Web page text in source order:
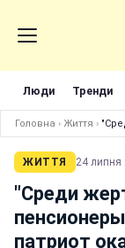
Люди Тренди
Головна › Життя ›
ЖИТТЯ 24 липня
"Среди
патриот